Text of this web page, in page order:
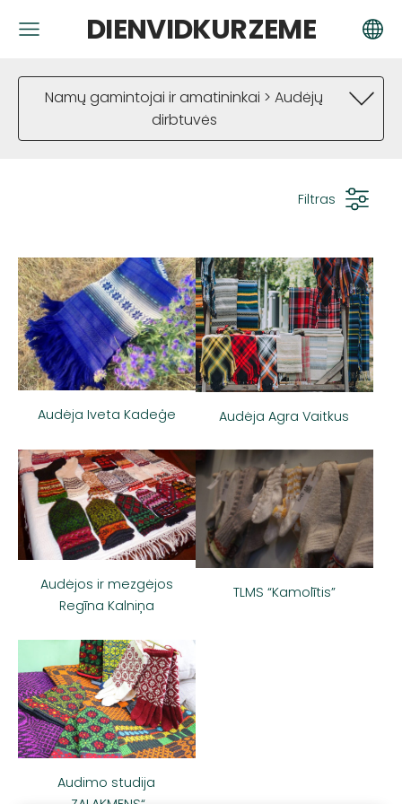
DIENVIDKURZEME
Namų gamintojai ir amatininkai > Audėjų
dirbtuvės
Filtras
Audėja Iveta Kadeģe Audėja Agra Vaitkus
Audėjos ir mezgėjos
Regīna Kalniņa
TLMS “Kamolītis”
Audimo studija